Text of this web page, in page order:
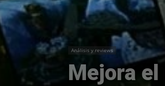
Análisis y reviews
Mejora